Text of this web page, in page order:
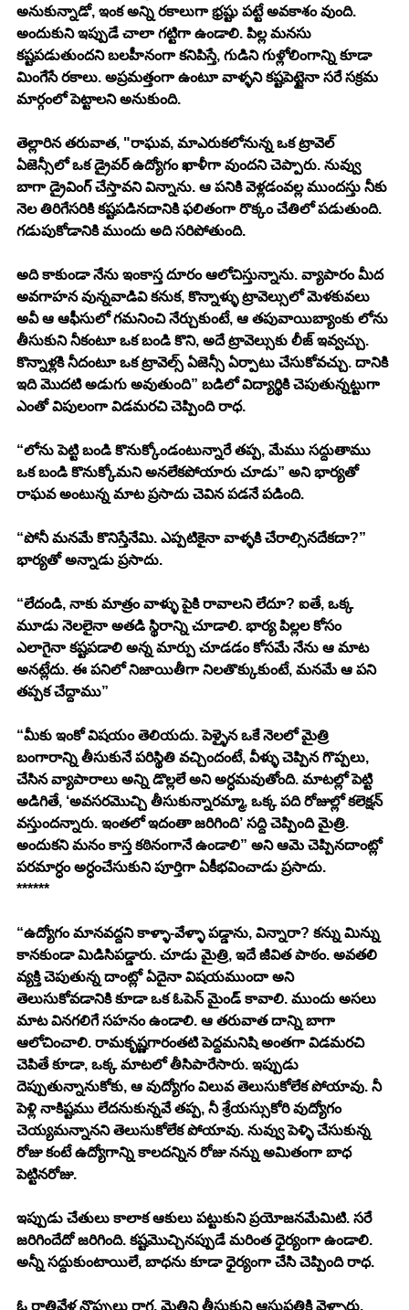
అనుకున్నాడో, ఇంక అన్ని రకాలుగా భ్రష్టు పట్టే అవకాశం వుంది.
అందుకుని ఇప్పుడే చాలా గట్టిగా ఉండాలి. పిల్ల మనసు
కష్టపడుతుందని బలహీనంగా కనిపిస్తే, గుడిని గుళ్లోలింగాన్ని కూడా
మింగేసే రకాలు. అప్రమత్తంగా ఉంటూ వాళ్ళని కష్టపెట్టైనా సరే సక్రమ
మార్గంలో పెట్టాలని అనుకుంది.
తెల్లారిన తరువాత, "రాఘవ, మాఎరుకలోనున్న ఒక ట్రావెల్
ఏజెన్సీలో ఒక డ్రైవర్ ఉద్యోగం ఖాళీగా వుందని చెప్పారు. నువ్వు
బాగా డ్రైవింగ్ చేస్తావని విన్నాను. ఆ పనికి వెళ్లడంవల్ల ముందస్తు నీకు
నెల తిరిగేసరికి కష్టపడినదానికి ఫలితంగా రొక్కం చేతిలో పడుతుంది.
గడుపుకోడానికి ముందు అది సరిపోతుంది.
అది కాకుండా నేను ఇంకాస్త దూరం ఆలోచిస్తున్నాను. వ్యాపారం మీద
అవగాహన వున్నవాడివి కనుక, కొన్నాళ్ళు ట్రావెల్సులో మెళకువలు
అవీ ఆ ఆఫీసులో గమనించి నేర్చుకుంటే, ఆ తపువాయిబ్యాంకు లోను
తీసుకుని నీకంటూ ఒక బండి కొని, అదే ట్రావెల్సుకు లీజ్ ఇవ్వచ్చు.
కొన్నాళ్లకి నీదంటూ ఒక ట్రావెల్స్ ఏజెన్సీ ఏర్పాటు చేసుకోవచ్చు. దానికి
ఇది మొదటి అడుగు అవుతుంది” బడిలో విద్యార్థికి చెపుతున్నట్టుగా
ఎంతో విపులంగా విడమరచి చెప్పింది రాధ.
“లోను పెట్టి బండి కొనుక్కోండంటున్నారే తప్ప, మేము సద్దుతాము
ఒక బండి కొనుక్కోమని అనలేకపోయారు చూడు” అని భార్యతో
రాఘవ అంటున్న మాట ప్రసాదు చెవిన పడనే పడింది.
“పోనీ మనమే కొనిస్తేనేమి. ఎప్పటికైనా వాళ్ళకి చేరాల్సినదేకదా?”
భార్యతో అన్నాడు ప్రసాదు.
“లేదండి, నాకు మాత్రం వాళ్ళు పైకి రావాలని లేదూ? ఐతే, ఒక్క
మూడు నెలలైనా అతడి స్థిరాన్ని చూడాలి. భార్య పిల్లల కోసం
ఎలాగైనా కష్టపడాలి అన్న మార్పు చూడడం కోసమే నేను ఆ మాట
అనట్లేదు. ఈ పనిలో నిజాయితీగా నిలతొక్కుకుంటే, మనమే ఆ పని
తప్పక చేద్దాము”
“మీకు ఇంకో విషయం తెలియదు. పెళ్ళైన ఒకే నెలలో మైత్రి
బంగారాన్ని తీసుకునే పరిస్థితి వచ్చిందంటే, వీళ్ళు చెప్పిన గొప్పలు,
చేసిన వ్యాపారాలు అన్ని డొల్లలే అని అర్ధమవుతోంది. మాటల్లో పెట్టి
అడిగితే, ‘అవసరమొచ్చి తీసుకున్నారమ్మా, ఒక్క పది రోజుల్లో కలెక్షన్
వస్తుందన్నారు. ఇంతలో ఇదంతా జరిగింది’ సద్ది చెప్పింది మైత్రి.
అందుకని మనం కాస్త కఠినంగానే ఉండాలి” అని ఆమె చెప్పినదాంట్లో
పరమార్ధం అర్ధంచేసుకుని పూర్తిగా ఏకీభవించాడు ప్రసాదు.
******
“ఉద్యోగం మానవద్దని కాళ్ళా-వేళ్ళా పడ్డాను, విన్నారా? కన్ను మిన్ను
కానకుండా మిడిసిపడ్డారు. చూడు మైత్రి, ఇదే జీవిత పాఠం. అవతలి
వ్యక్తి చెపుతున్న దాంట్లో ఏదైనా విషయముందా అని
తెలుసుకోవడానికి కూడా ఒక ఓపెన్ మైండ్ కావాలి. ముందు అసలు
మాట వినగలిగే సహనం ఉండాలి. ఆ తరువాత దాన్ని బాగా
ఆలోచించాలి. రామకృష్ణగారంతటి పెద్దమనిషి అంతగా విడమరచి
చెపితే కూడా, ఒక్క మాటలో తీసిపారేసారు. ఇప్పుడు
దెప్పుతున్నానుకోకు, ఆ వుద్యోగం విలువ తెలుసుకోలేక పోయావు. నీ
పెళ్లి నాకిష్టము లేదనుకున్నవే తప్ప, నీ శ్రేయస్సుకోరి వుద్యోగం
చెయ్యమన్నానని తెలుసుకోలేక పోయావు. నువ్వు పెళ్ళి చేసుకున్న
రోజు కంటే ఉద్యోగాన్ని కాలదన్నిన రోజు నన్ను అమితంగా బాధ
పెట్టినరోజు.
ఇప్పుడు చేతులు కాలాక ఆకులు పట్టుకుని ప్రయోజనమేమిటి. సరే
జరిగిందేదో జరిగింది. కష్టమొచ్చినప్పుడే మరింత ధైర్యంగా ఉండాలి.
అన్నీ సద్దుకుంటాయిలే, బాధను కూడా ధైర్యంగా చేసి చెప్పింది రాధ.
ఓ రాత్రివేళ నొప్పులు రాగ, మైత్రిని తీసుకుని ఆసుపత్రికి వెళ్ళారు.